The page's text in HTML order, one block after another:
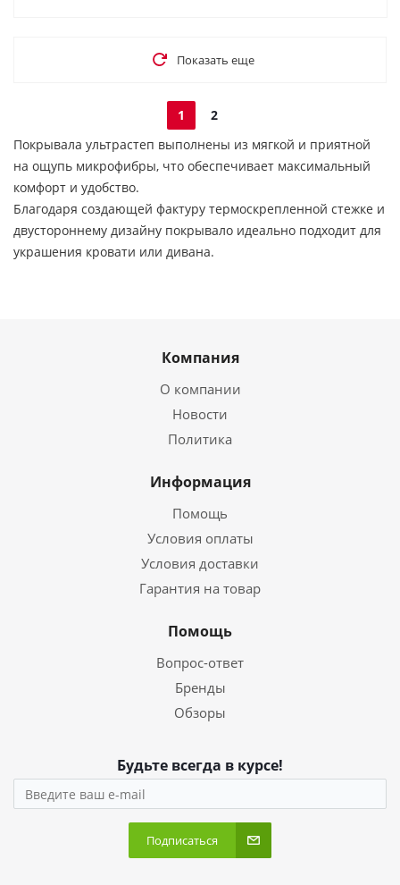
Показать еще
1
2
Покрывала ультрастеп выполнены из мягкой и приятной
на ощупь микрофибры, что обеспечивает максимальный
комфорт и удобство.
Благодаря создающей фактуру термоскрепленной стежке и
двустороннему дизайну покрывало идеально подходит для
украшения кровати или дивана.
Компания
О компании
Новости
Политика
Информация
Помощь
Условия оплаты
Условия доставки
Гарантия на товар
Помощь
Вопрос-ответ
Бренды
Обзоры
Будьте всегда в курсе!
Подписаться